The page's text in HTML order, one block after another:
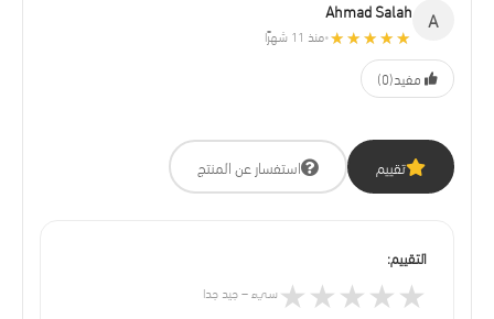
A
Ahmad Salah
★★★★★
★★★★★
•منذ 11 شهرًا
مفيد(0)
تقييم استفسار عن المنتج
التقييم:
★★★★★ سيء – جيد جدا